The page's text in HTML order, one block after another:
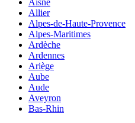
Aisne
Allier
Alpes-de-Haute-Provence
Alpes-Maritimes
Ardèche
Ardennes
Ariège
Aube
Aude
Aveyron
Bas-Rhin